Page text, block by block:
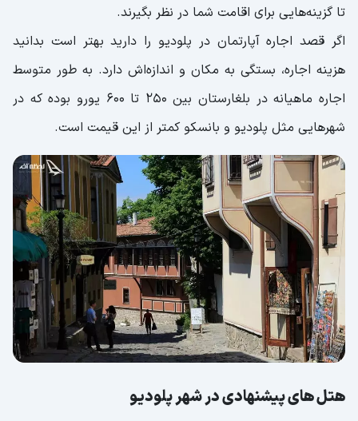
تا گزینه‌هایی برای اقامت شما در نظر بگیرند.
اگر قصد اجاره آپارتمان در پلودیو را دارید بهتر است بدانید
هزینه اجاره، بستگی به مکان و اندازه‌اش دارد. به طور متوسط
اجاره ماهیانه در بلغارستان بین 250 تا 600 یورو بوده که در
شهرهایی مثل پلودیو و بانسکو کمتر از این قیمت است.
هتل های پیشنهادی در شهر پلودیو